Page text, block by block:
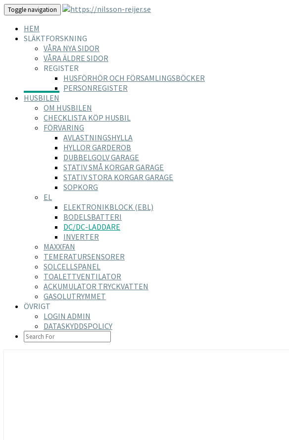
Toggle navigation
HEM
SLÄKTFORSKNING
VÅRA NYA SIDOR
VÅRA ÄLDRE SIDOR
REGISTER
HUSFÖRHÖR OCH FÖRSAMLINGSBÖCKER
PERSONREGISTER
HUSBILEN
OM HUSBILEN
CHECKLISTA KÖP HUSBIL
FÖRVARING
AVLASTNINGSHYLLA
HYLLOR GARDEROB
DUBBELGOLV GARAGE
STATIV SMÅ KORGAR GARAGE
STATIV STORA KORGAR GARAGE
SOPKORG
EL
ELEKTRONIKBLOCK (EBL)
BODELSBATTERI
DC/DC-LADDARE
INVERTER
MAXXFAN
TEMERATURSENSORER
SOLCELLSPANEL
TOALETTVENTILATOR
ACKUMULATOR TRYCKVATTEN
GASOLUTRYMMET
ÖVRIGT
LOGIN ADMIN
DATASKYDDSPOLICY
SEARCH
ICON